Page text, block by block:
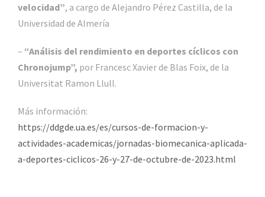
velocidad”, a cargo de Alejandro Pérez Castilla, de la
Universidad de Almería
– “Análisis del rendimiento en deportes cíclicos con
Chronojump”, por Francesc Xavier de Blas Foix, de la
Universitat Ramon Llull.
Más información:
https://ddgde.ua.es/es/cursos-de-formacion-y-
actividades-academicas/jornadas-biomecanica-aplicada-
a-deportes-ciclicos-26-y-27-de-octubre-de-2023.html